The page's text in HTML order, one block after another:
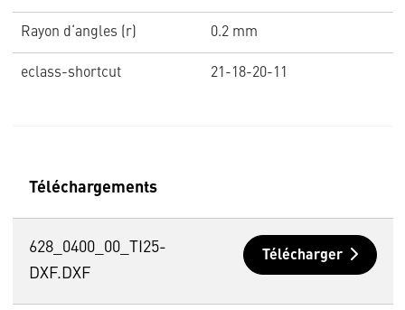
Rayon d‘angles (r) 0.2 mm
eclass-shortcut 21-18-20-11
Téléchargements
628_0400_00_TI25-
DXF.DXF
Télécharger